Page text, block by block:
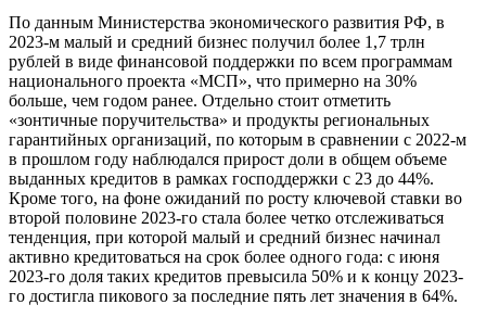
По данным Министерства экономического развития РФ, в
2023-м малый и средний бизнес получил более 1,7 трлн
рублей в виде финансовой поддержки по всем программам
национального проекта «МСП», что примерно на 30%
больше, чем годом ранее. Отдельно стоит отметить
«зонтичные поручительства» и продукты региональных
гарантийных организаций, по которым в сравнении с 2022-м
в прошлом году наблюдался прирост доли в общем объеме
выданных кредитов в рамках господдержки с 23 до 44%.
Кроме того, на фоне ожиданий по росту ключевой ставки во
второй половине 2023-го стала более четко отслеживаться
тенденция, при которой малый и средний бизнес начинал
активно кредитоваться на срок более одного года: с июня
2023-го доля таких кредитов превысила 50% и к концу 2023-
го достигла пикового за последние пять лет значения в 64%.